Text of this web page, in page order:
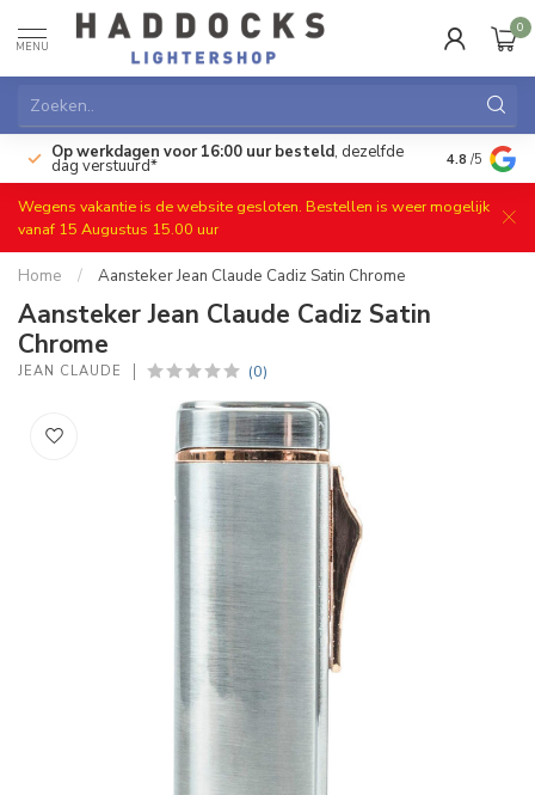
MENU
0
Op werkdagen voor 16:00 uur besteld, dezelfde
dag verstuurd* Gratis
4.8 /5
Wegens vakantie is de website gesloten. Bestellen is weer mogelijk
vanaf 15 Augustus 15.00 uur
Home / Aansteker Jean Claude Cadiz Satin Chrome
Aansteker Jean Claude Cadiz Satin
Chrome
JEAN CLAUDE (0)